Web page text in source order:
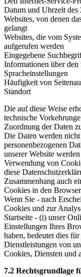
Datum und Uhrzeit des
Websites, von denen
gelangt
Websites, die vom
aufgerufen werden
Eingegebene
Informationen über
Spracheinstellungen
Häufigkeit von
Standort
Die auf diese Weise
technische
Zuordnung der Daten
Die Daten werden
personenbezogenen
unserer Website
Verwendung von
diese
Zusammenhang auch
Cookies in den
Wenn Sie - nach
Cookies und zur
Startseite - (i) unser
Einstellungen Ihres
haben, bedeutet dies
Dienstleistungen von
Cookies, Diensten und
7.2 Rechtsgrundlage